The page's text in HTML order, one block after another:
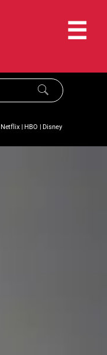
☰
Netflix|HBO |Disney